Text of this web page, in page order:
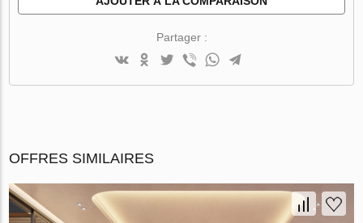
Partager :
OFFRES SIMILAIRES